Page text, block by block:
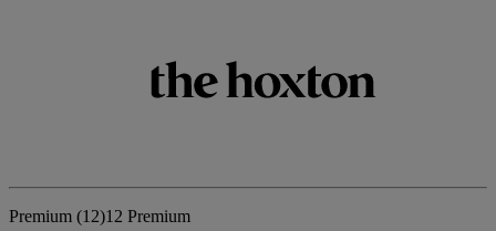
Premium (12)12 Premium